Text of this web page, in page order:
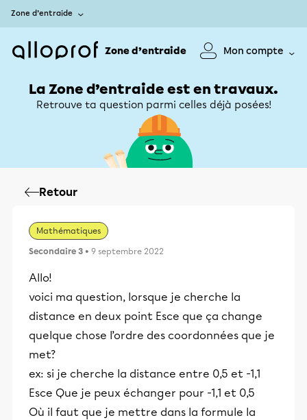
Zone d’entraide
Zone d’entraide Mon compte
La Zone d’entraide est en travaux.
Retrouve ta question parmi celles déjà posées!
Retour
Mathématiques
Secondaire 3 • 9 septembre 2022
Allo!
voici ma question, lorsque je cherche la
distance en deux point Esce que ça change
quelque chose l’ordre des coordonnées que je
met?
ex: si je cherche la distance entre 0,5 et -1,1
Esce Que je peux échanger pour -1,1 et 0,5
Où il faut que je mettre dans la formule la